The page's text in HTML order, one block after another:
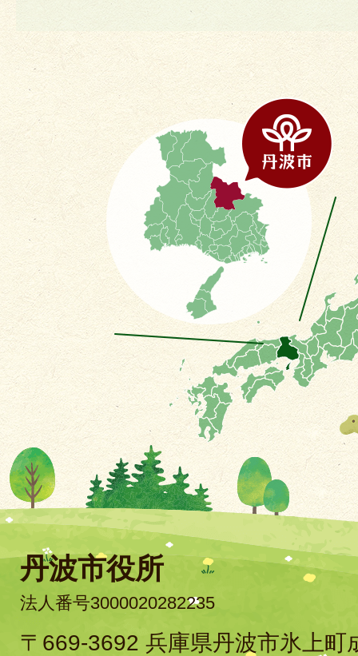
丹波市役所
法人番号3000020282235
〒669-3692 兵庫県丹波市氷上町